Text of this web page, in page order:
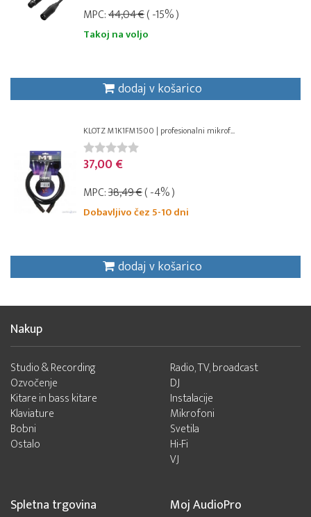
MPC:44,04 €( -15% )
Takoj na voljo
dodaj v košarico
KLOTZ M1K1FM1500 | profesionalni mikrof...
37,00 €
MPC:38,49 €( -4% )
Dobavljivo čez 5-10 dni
dodaj v košarico
Nakup
Studio & Recording
Ozvočenje
Kitare in bass kitare
Klaviature
Bobni
Ostalo
Radio, TV, broadcast
DJ
Instalacije
Mikrofoni
Svetila
Hi-Fi
VJ
Spletna trgovina Moj AudioPro